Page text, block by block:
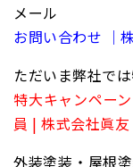
メール
お問い合わせ ｜
ただいま弊社で
特大キャンペー
員 | 株式会社眞
外装塗装・屋根